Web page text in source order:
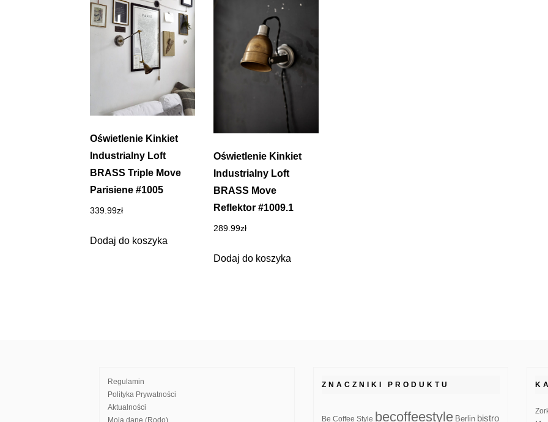
Oświetlenie Kinkiet
Industrialny Loft
BRASS Triple Move
Parisiene #1005
339.99zł
Dodaj do koszyka
Oświetlenie Kinkiet
Industrialny Loft
BRASS Move
Reflektor #1009.1
289.99zł
Dodaj do koszyka
Regulamin
Polityka Prywatności
Aktualności
ZNACZNIKI PRODUKTU
Be Coffee Style becoffeestyle Berlin bistro